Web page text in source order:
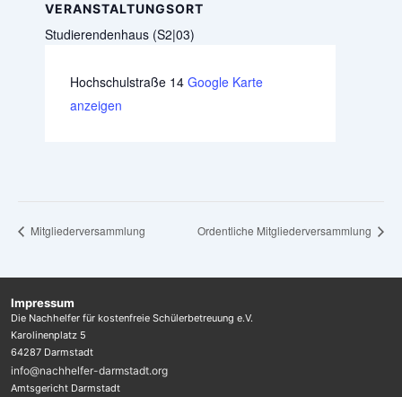
VERANSTALTUNGSORT
Studierendenhaus (S2|03)
Hochschulstraße 14 Google Karte
anzeigen
Mitgliederversammlung Ordentliche Mitgliederversammlung
Impressum
Die Nachhelfer für kostenfreie Schülerbetreuung e.V.
Karolinenplatz 5
64287 Darmstadt
info@nachhelfer-darmstadt.org
Amtsgericht Darmstadt